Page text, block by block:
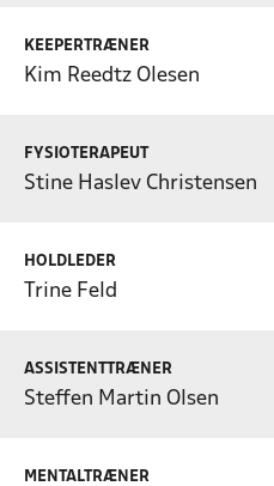
KEEPERTRÆNER
Kim Reedtz Olesen
FYSIOTERAPEUT
Stine Haslev Christensen
HOLDLEDER
Trine Feld
ASSISTENTTRÆNER
Steffen Martin Olsen
MENTALTRÆNER